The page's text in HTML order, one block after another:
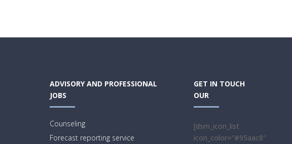
ADVISORY AND PROFESSIONAL
JOBS
Counseling
Forecast reporting service
GET IN TOUCH
OUR
[dsm_icon_list
icon_color=”#95aac8″